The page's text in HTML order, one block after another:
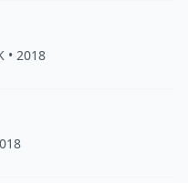
• 2018